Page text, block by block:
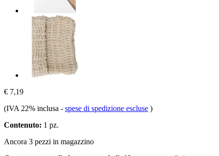
€ 7,19
(IVA 22% inclusa - spese di spedizione escluse )
Contenuto: 1 pz.
Ancora 3 pezzi in magazzino